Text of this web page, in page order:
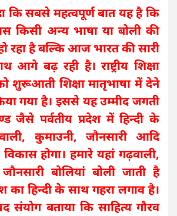
कि सबसे महत्वपूर्ण बात यह है कि
किसी अन्य भाषा या बोली की
रहा है बल्कि आज भारत की सारी
आगे बढ़ रही है। राष्ट्रीय शिक्षा
शुरूआती शिक्षा मातृभाषा में देने
गया है। इससे यह उम्मीद जगती
जैसे पर्वतीय प्रदेश में हिन्दी के
कुमाउनी, जौनसारी आदि
होगा। हमारे यहां गढ़वाली,
बोलियां बोली जाती है
का हिन्दी के साथ गहरा लगाव है।
संयोग बताया कि साहित्य गौरव